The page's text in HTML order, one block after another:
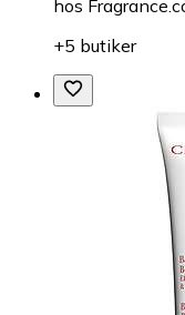
hos
+5 butiker